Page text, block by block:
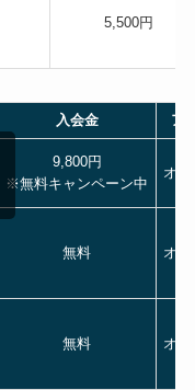
5,500円
入会金 ア
9,800円
※無料キャンペーン中
オ
無料 オ
無料 オ